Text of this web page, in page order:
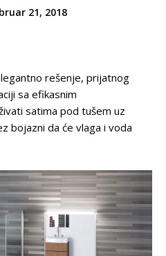
21, 2018
rešenje, prijatnog
sa efikasnim
satima pod tušem uz
bojazni da će vlaga i voda